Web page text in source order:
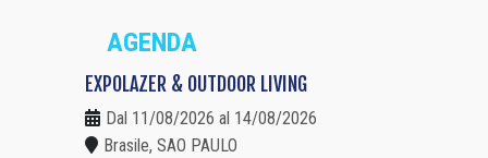
AGENDA
EXPOLAZER & OUTDOOR LIVING
Dal 11/08/2026 al 14/08/2026
Brasile, SAO PAULO